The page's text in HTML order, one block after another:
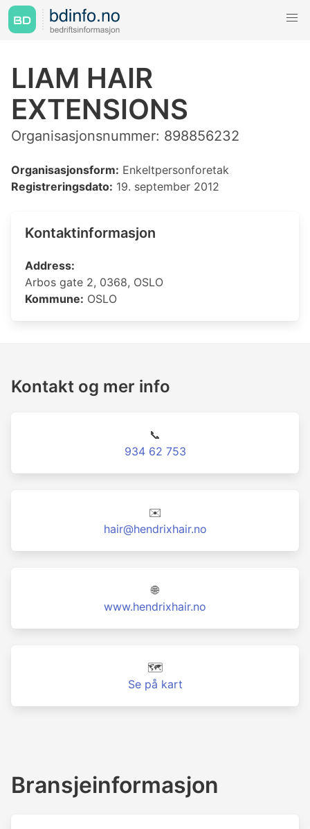
LIAM HAIR
EXTENSIONS
Organisasjonsnummer: 898856232
Organisasjonsform: Enkeltpersonforetak
Registreringsdato: 19. september 2012
Kontaktinformasjon
Address:
Arbos gate 2, 0368, OSLO
Kommune: OSLO
Kontakt og mer info
📞
934 62 753
✉️
hair@hendrixhair.no
🌐
www.hendrixhair.no
🗺️
Se på kart
Bransjeinformasjon